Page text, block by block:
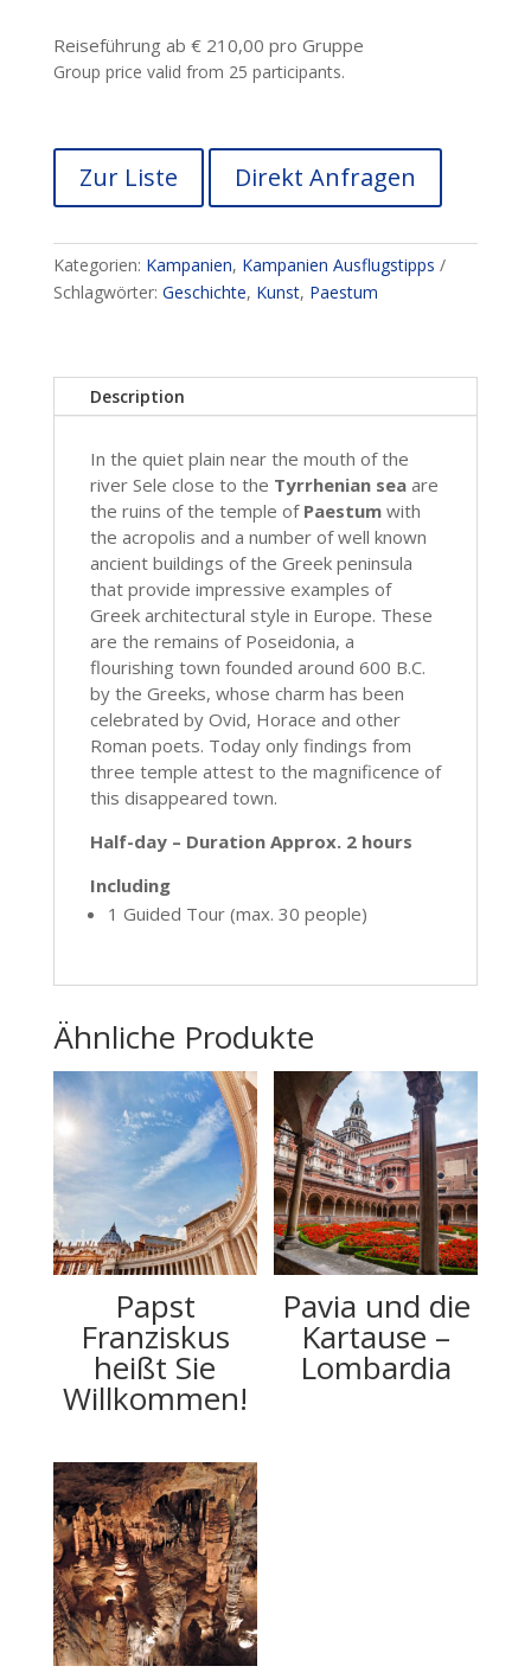
Reiseführung ab € 210,00 pro Gruppe
Group price valid from 25 participants.
Zur Liste Direkt Anfragen
Kategorien: Kampanien, Kampanien Ausflugstipps
Schlagwörter: Geschichte, Kunst, Paestum
Description
In the quiet plain near the mouth of the
river Sele close to the Tyrrhenian seaare
the ruins of the temple of Paestumwith
the acropolis and a number of well known
ancient buildings of the Greek peninsula
that provide impressive examples of
Greek architectural style in Europe. These
are the remains of Poseidonia, a
flourishing town founded around 600 B.C.
by the Greeks, whose charm has been
celebrated by Ovid, Horace and other
Roman poets. Today only findings from
three temple attest to the magnificence of
this disappeared town.
Half-day – Duration Approx. 2 hours
Including
1 Guided Tour (max. 30 people)
Ähnliche Produkte
Papst
Franziskus
heißt Sie
Willkommen!
Pavia und die
Kartause –
Lombardia